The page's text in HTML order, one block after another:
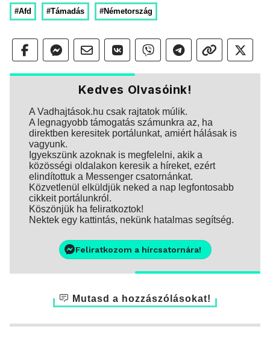
#Afd #Támadás #Németország
Kedves Olvasóink!
A Vadhajtások.hu csak rajtatok múlik.
A legnagyobb támogatás számunkra az, ha
direktben keresitek portálunkat, amiért hálásak is
vagyunk.
Igyekszünk azoknak is megfelelni, akik a
közösségi oldalakon keresik a híreket, ezért
elindítottuk a Messenger csatornánkat.
Közvetlenül elküldjük neked a nap legfontosabb
cikkeit portálunkról.
Köszönjük ha feliratkoztok!
Nektek egy kattintás, nekünk hatalmas segítség.
Feliratkozom a hírcsatornára!
Mutasd a hozzászólásokat!